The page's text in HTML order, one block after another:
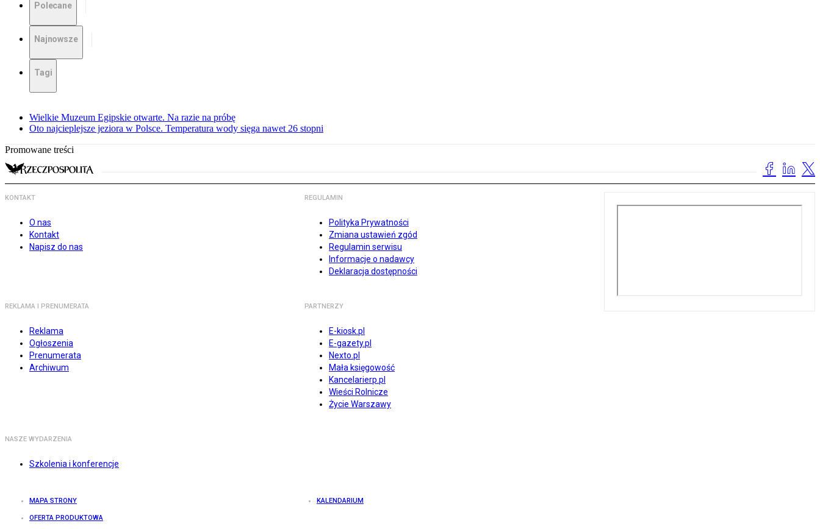
Polecane
Najnowsze
Tagi
Wielkie Muzeum Egipskie otwarte. Na razie na próbę
Oto najcieplejsze jeziora w Polsce. Temperatura wody sięga nawet 26 stopni
Promowane treści
KONTAKT
O nas
Kontakt
Napisz do nas
REGULAMIN
Polityka Prywatności
Zmiana ustawień zgód
Regulamin serwisu
Informacje o nadawcy
Deklaracja dostępności
REKLAMA I PRENUMERATA
Reklama
Ogłoszenia
Prenumerata
Archiwum
PARTNERZY
E-kiosk.pl
E-gazety.pl
Nexto.pl
Mała księgowość
Kancelarierp.pl
Wieści Rolnicze
Życie Warszawy
NASZE WYDARZENIA
Szkolenia i konferencje
MAPA STRONY KALENDARIUM
OFERTA PRODUKTOWA